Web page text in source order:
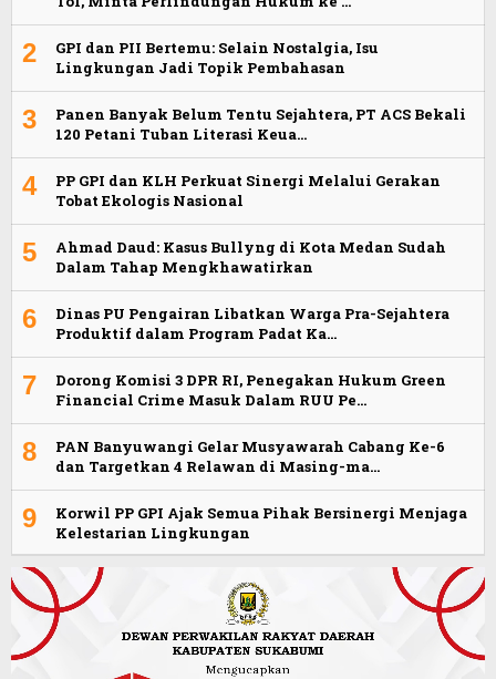
2
GPI dan PII Bertemu: Selain Nostalgia, Isu
Lingkungan Jadi Topik Pembahasan
3
Panen Banyak Belum Tentu Sejahtera, PT ACS Bekali
120 Petani Tuban Literasi Keua…
4
PP GPI dan KLH Perkuat Sinergi Melalui Gerakan
Tobat Ekologis Nasional
5
Ahmad Daud: Kasus Bullyng di Kota Medan Sudah
Dalam Tahap Mengkhawatirkan
6
Dinas PU Pengairan Libatkan Warga Pra-Sejahtera
Produktif dalam Program Padat Ka…
7
Dorong Komisi 3 DPR RI, Penegakan Hukum Green
Financial Crime Masuk Dalam RUU Pe…
8
PAN Banyuwangi Gelar Musyawarah Cabang Ke-6
dan Targetkan 4 Relawan di Masing-ma…
9
Korwil PP GPI Ajak Semua Pihak Bersinergi Menjaga
Kelestarian Lingkungan